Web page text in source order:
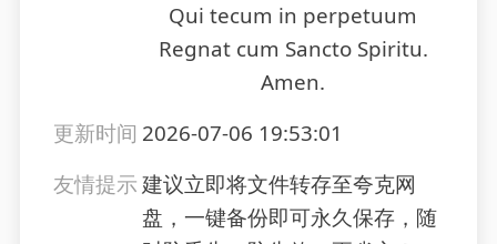
Qui tecum in perpetuum
Regnat cum Sancto Spiritu.
Amen.
更新时间 2026-07-06 19:53:01
友情提示建议立即将文件转存至夸克网
盘，一键备份即可永久保存，随